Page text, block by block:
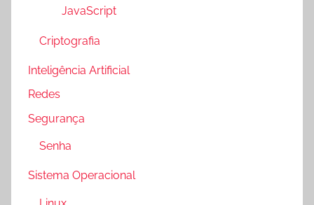
JavaScript
Criptografia
Inteligência Artificial
Redes
Segurança
Senha
Sistema Operacional